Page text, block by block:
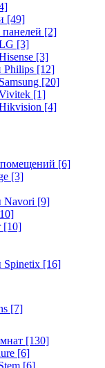
[49]
[2]
[3]
[3]
Philips [12]
[20]
[1]
[4]
[6]
[3]
Navori [9]
[10]
Spinetix [16]
[7]
[130]
[6]
[6]